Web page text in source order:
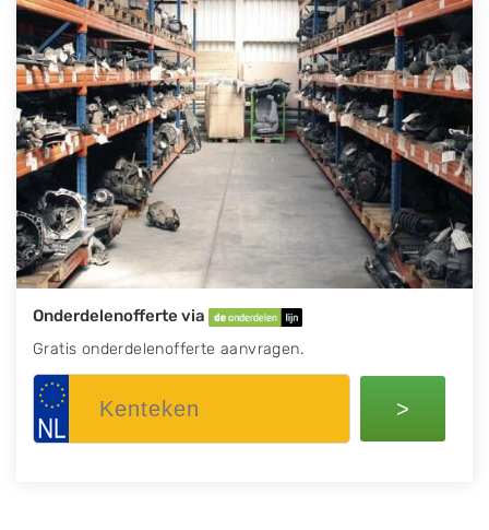
Onderdelenofferte via
Gratis onderdelenofferte aanvragen.
>